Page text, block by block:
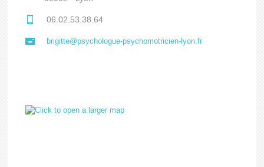
06.02.53.38.64
brigitte@psychologue-psychomotricien-lyon.fr